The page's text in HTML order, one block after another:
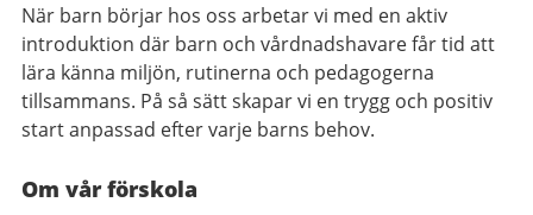
När barn börjar hos oss arbetar vi med en aktiv
introduktion där barn och vårdnadshavare får tid att
lära känna miljön, rutinerna och pedagogerna
tillsammans. På så sätt skapar vi en trygg och positiv
start anpassad efter varje barns behov.
Om vår förskola